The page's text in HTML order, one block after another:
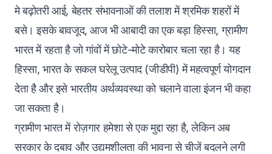
मे बढ़ोतरी आई, बेहतर संभावनाओं की तलाश में श्रमिक शहरों में
बसे। इसके बावजूद, आज भी आबादी का एक बड़ा हिस्सा, ग्रामीण
भारत में रहता है जो गांवों में छोटे-मोटे कारोबार चला रहा है। यह
हिस्सा, भारत के सकल घरेलू उत्पाद (जीडीपी) में महत्वपूर्ण योगदान
देता है और इसे भारतीय अर्थव्यवस्था को चलाने वाला इंजन भी कहा
जा सकता है।
ग्रामीण भारत में रोज़गार हमेशा से एक मुद्दा रहा है, लेकिन अब
सरकार के दबाव और उद्यमशीलता की भावना से चीजें बदलने लगी